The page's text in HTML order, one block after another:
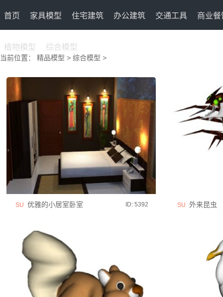
首页 家具模型 住宅建筑 办公建筑 交通工具 商业餐
植物模型 综合模型
当前位置： 精品模型 > 综合模型 >
SU 优雅的小居室卧室 ID: 5392 SU 外来昆虫